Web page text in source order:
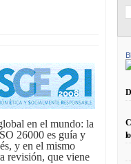
en el mundo: la
26000 es guía y
y en el mismo
revisión, que viene